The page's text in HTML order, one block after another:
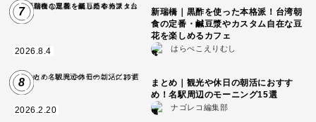
7
2026.8.4
新瑞橋｜黒酢を使った本格派！台湾朝
食の定番・鹹豆漿やカスタム自在な豆
花を楽しめるカフェ
はらぺこえりむし
8
2026.2.20
まとめ｜観光や休日の朝活におすす
め！名駅周辺のモーニング15選
ナゴレコ編集部